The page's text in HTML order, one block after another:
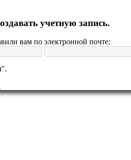
учетную запись.
вам по электронной почте: